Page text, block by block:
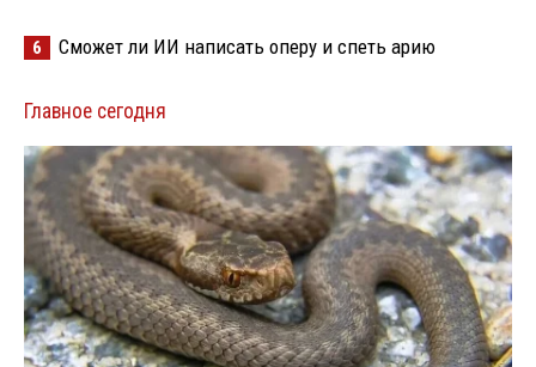
6 Сможет ли ИИ написать оперу и спеть арию
Главное сегодня